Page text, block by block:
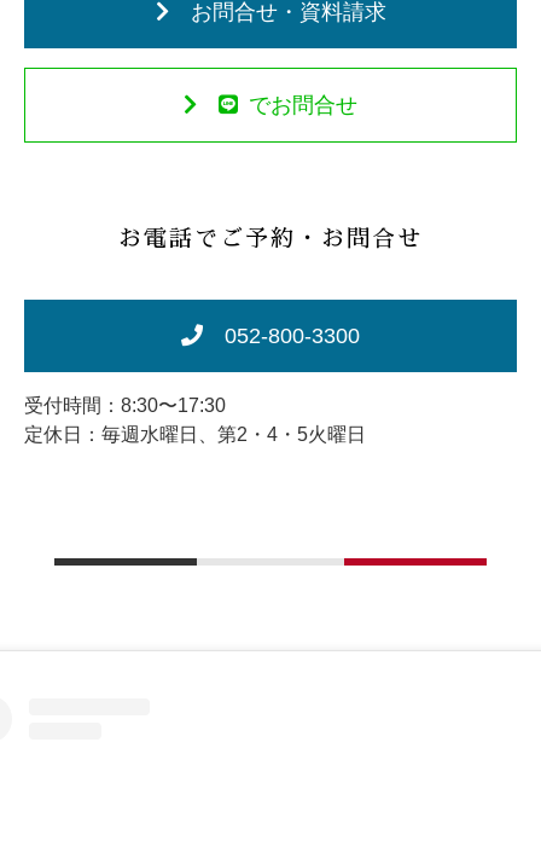
お問合せ・資料請求
でお問合せ
お電話でご予約・お問合せ
052-800-3300
受付時間：8:30〜17:30
定休日：毎週水曜日、第2・4・5火曜日